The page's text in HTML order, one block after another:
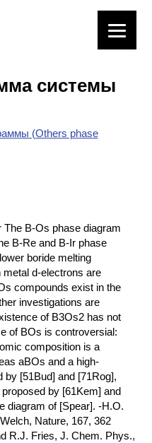
системы
(Others phase
B-Os phase diagram
B-Re and B-Ir phase
boride melting
d-electrons are
compounds exist in the
investigations are
of B3Os2 has not
of BOs is controversial:
composition is a
aBOs and a high-
by [51Bud] and [71Rog],
by [61Kem] and
diagram of [Spear]. -H.O.
Nature, 167, 362
R.J. Fries, J. Chem. Phys.,